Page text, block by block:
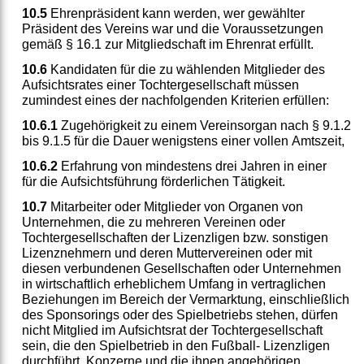
10.5Ehrenpräsident kann werden, wer gewählter
Präsident des Vereins war und die Voraussetzungen
gemäß § 16.1 zur Mitgliedschaft im Ehrenrat erfüllt.
10.6Kandidaten für die zu wählenden Mitglieder des
Aufsichtsrates einer Tochtergesellschaft müssen
zumindest eines der nachfolgenden Kriterien erfüllen:
10.6.1Zugehörigkeit zu einem Vereinsorgan nach § 9.1.2
bis 9.1.5 für die Dauer wenigstens einer vollen Amtszeit,
10.6.2Erfahrung von mindestens drei Jahren in einer
für die Aufsichtsführung förderlichen Tätigkeit.
10.7Mitarbeiter oder Mitglieder von Organen von
Unternehmen, die zu mehreren Vereinen oder
Tochtergesellschaften der Lizenzligen bzw. sonstigen
Lizenznehmern und deren Muttervereinen oder mit
diesen verbundenen Gesellschaften oder Unternehmen
in wirtschaftlich erheblichem Umfang in vertraglichen
Beziehungen im Bereich der Vermarktung, einschließlich
des Sponsorings oder des Spielbetriebs stehen, dürfen
nicht Mitglied im Aufsichtsrat der Tochtergesellschaft
sein, die den Spielbetrieb in den Fußball- Lizenzligen
durchführt. Konzerne und die ihnen angehörigen